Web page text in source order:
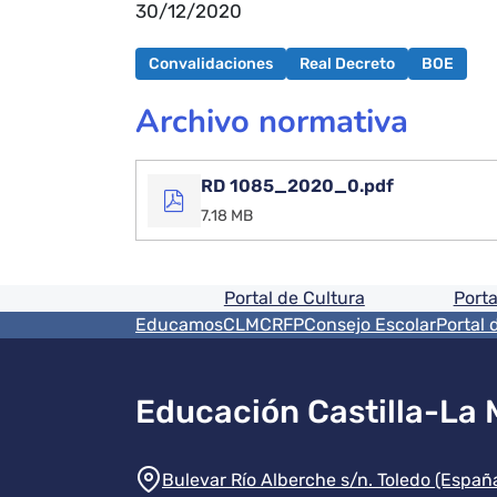
30/12/2020
Convalidaciones Real Decreto BOE
Archivo normativa
RD 1085_2020_0.pdf
7.18 MB
Pie de pagina
Portal de Cultura
Menú del pie
EducamosCLMCRFPConsejo EscolarPortal
Educación Castilla-La
Información de la
Bulevar Río Alberche s/n. Toledo